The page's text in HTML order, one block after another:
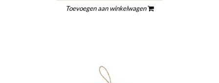
Toevoegen aan winkelwagen